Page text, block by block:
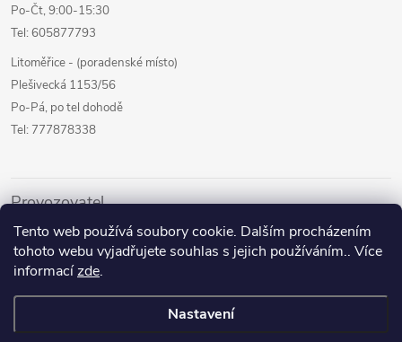
Tento web používá soubory cookie. Dalším procházením
tohoto webu vyjadřujete souhlas s jejich používáním.. Více
informacízde.
Nastavení
Po-Čt, 9:00-15:30
Tel: 605877793
Litoměřice - (poradenské místo)
Plešivecká 1153/56
Po-Pá, po tel dohodě
Tel: 777878338
Provozovatel
Internetový prodej
Kamenné prodejny
Půjčovna pomůcek
Poradenství a služby